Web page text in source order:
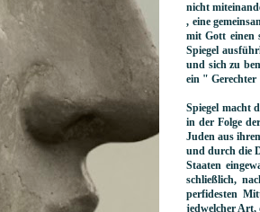
nicht
, eine
mit Gott einen
Spiegel
und sich zu
ein "
Spiegel macht
in der Folge
Juden aus
und durch die
Staaten
schließlich,
perfidesten
jedwelcher Art,